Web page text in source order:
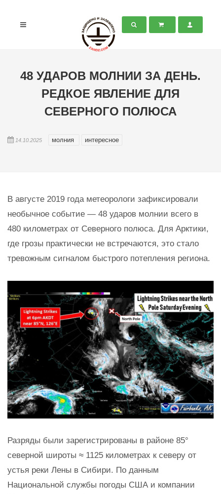
48 УДАРОВ МОЛНИИ ЗА ДЕНЬ.
РЕДКОЕ ЯВЛЕНИЕ ДЛЯ
СЕВЕРНОГО ПОЛЮСА
14.10.2025 молния интересное
В августе 2019 года метеорологи зафиксировали
необычное событие — 48 ударов молнии всего в
480 километрах от Северного полюса. Для Арктики,
где грозы практически не встречаются, это стало
тревожным сигналом быстрого потепления региона.
Разряды были зарегистрированы в районе 85°
северной широты ≈ 1125 километрах к северу от
устья реки Лены в Сибири. По данным
Национальной службы погоды США и компании